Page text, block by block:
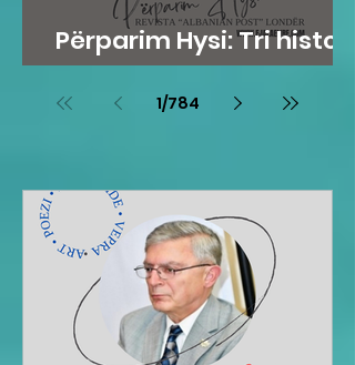
Përparim Hysi: Tri histori
me lopë
1/784